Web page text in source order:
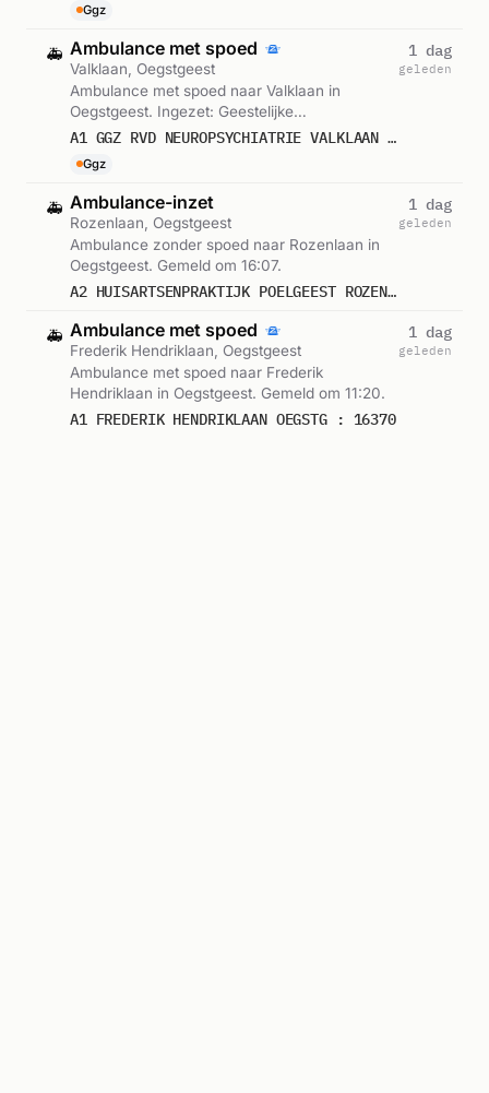
Ggz
🚑 Ambulance met spoed
Valklaan, Oegstgeest
Ambulance met spoed naar Valklaan in
Oegstgeest. Ingezet: Geestelijke
Gezondheidszorg. Gemeld om 16:22.
A1 GGZ RVD NEUROPSYCHIATRIE VALKLAAN OEGSTG : 16370
Ggz
1 dag
geleden
🚑 Ambulance-inzet
Rozenlaan, Oegstgeest
Ambulance zonder spoed naar Rozenlaan in
Oegstgeest. Gemeld om 16:07.
A2 HUISARTSENPRAKTIJK POELGEEST ROZENLAAN OEGSTG : 16372
1 dag
geleden
🚑 Ambulance met spoed
Frederik Hendriklaan, Oegstgeest
Ambulance met spoed naar Frederik
Hendriklaan in Oegstgeest. Gemeld om 11:20.
A1 FREDERIK HENDRIKLAAN OEGSTG : 16370
1 dag
geleden